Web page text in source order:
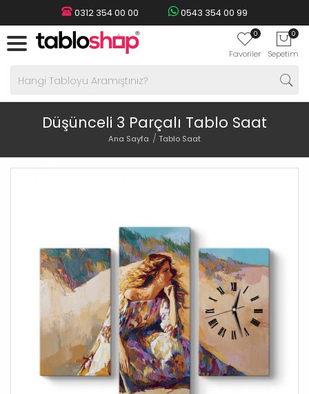
0312 354 00 00 0543 354 00 99
0
Favoriler
0
Sepetim
Düşünceli 3 Parçalı Tablo Saat
Ana Sayfa Tablo Saat